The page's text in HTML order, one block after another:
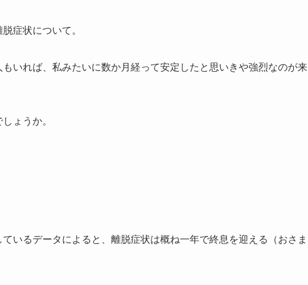
症状について。
いれば、私みたいに数か月経って安定したと思いきや強烈なのが来
ょうか。
いるデータによると、離脱症状は概ね一年で終息を迎える（おさま